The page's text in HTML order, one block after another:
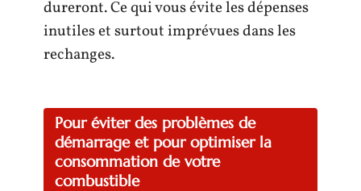
dureront. Ce qui vous évite les dépenses
inutiles et surtout imprévues dans les
rechanges.
Pour éviter des problèmes de
démarrage et pour optimiser la
consommation de votre
combustible